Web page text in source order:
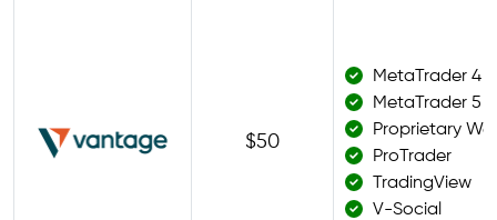
$50
MetaTrader 4
MetaTrader 5
Proprietary
ProTrader
TradingView
V-Social